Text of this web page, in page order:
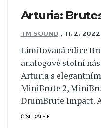
Arturia:
TM SOUND , 11. 2. 2022
Limitovaná edice
analogové stolní
Arturia s
MiniBrute 2,
DrumBrute Impact.
ČÍST DÁLE